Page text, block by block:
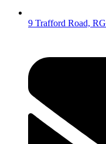
9 Trafford Road,